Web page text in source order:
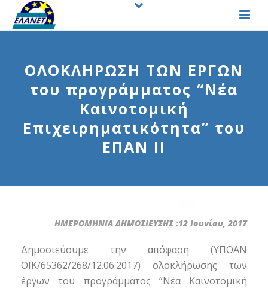
ΟΛΟΚΛΗΡΩΣΗ ΤΩΝ ΕΡΓΩΝ
του προγράμματος “Νέα
Καινοτομική
Επιχειρηματικότητα” του
ΕΠΑΝ ΙΙ
ΗΜΕΡΟΜΗΝΙΑ ΔΗΜΟΣΙΕΥΣΗΣ :12 Ιουνίου, 2017
Δημοσιεύουμε την απόφαση (ΥΠΟΑΝ
ΟΙΚ/65362/268/12.06.2017) ολοκλήρωσης των
έργων του προγράμματος “Νέα Καινοτομική